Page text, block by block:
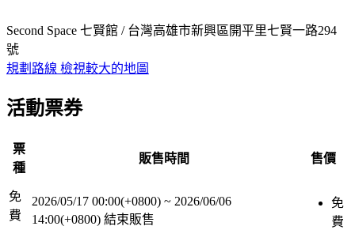
Second Space 七賢館 / 台灣高雄市新興區開平里七賢一路294
號
規劃路線 檢視較大的地圖
活動票券
票
種
販售時間 售價
免
費
2026/05/17 00:00(+0800) ~ 2026/06/06
14:00(+0800) 結束販售
免
費